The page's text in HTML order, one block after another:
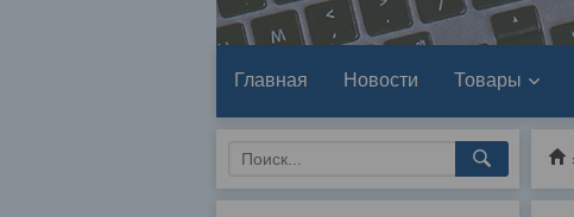
Главная Новости Товары